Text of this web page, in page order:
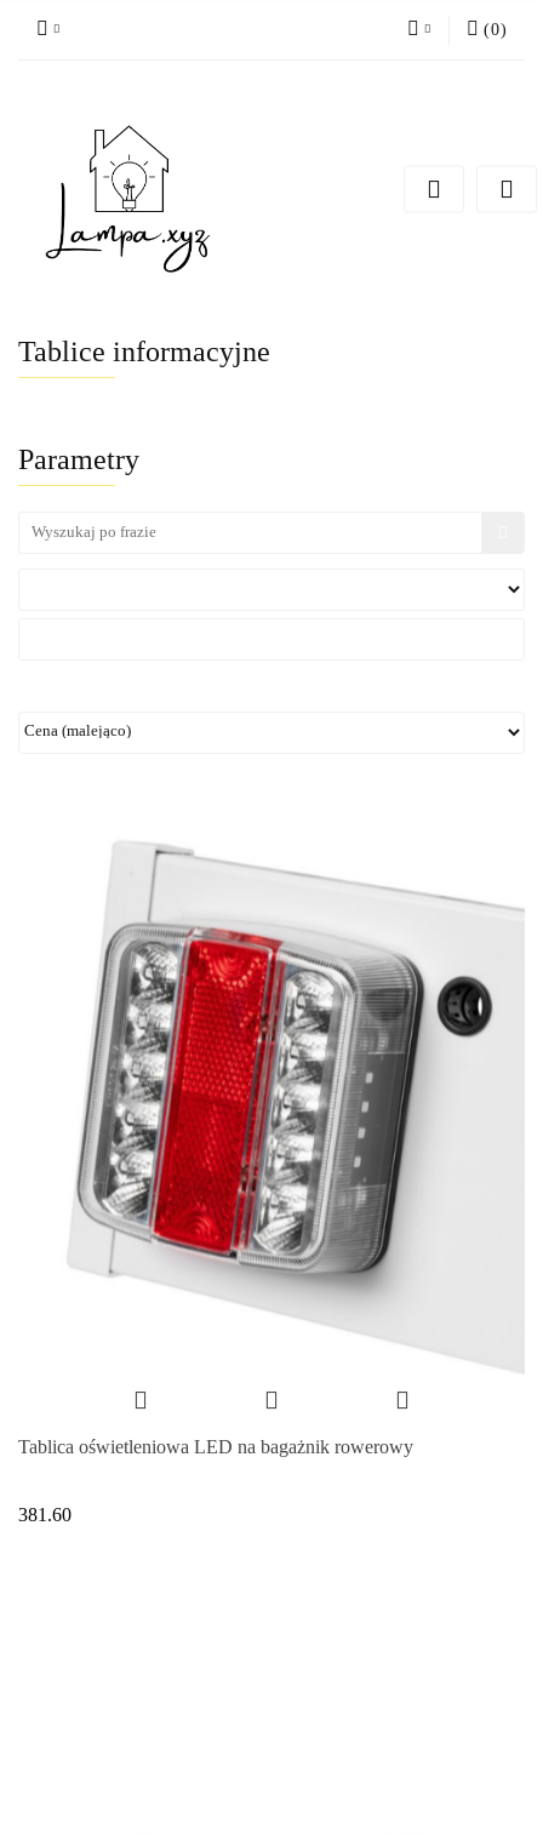
(0)
Tablice informacyjne
Parametry
Tablica oświetleniowa LED na bagażnik rowerowy
381.60